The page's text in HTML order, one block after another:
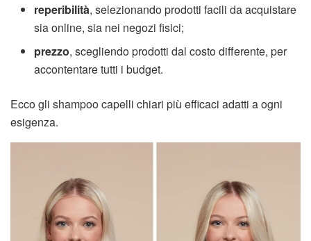
reperibilità, selezionando prodotti facili da acquistare
sia online, sia nei negozi fisici;
prezzo, scegliendo prodotti dal costo differente, per
accontentare tutti i budget.
Ecco gli shampoo capelli chiari più efficaci adatti a ogni
esigenza.